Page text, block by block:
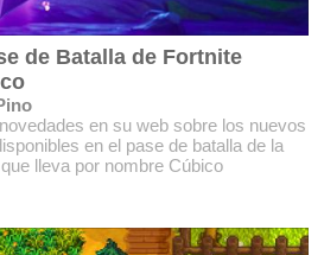
de Batalla de Fortnite
en su web sobre los nuevos
en el pase de batalla de la
lleva por nombre Cúbico